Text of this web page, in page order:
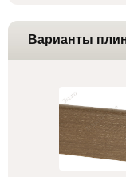
Варианты